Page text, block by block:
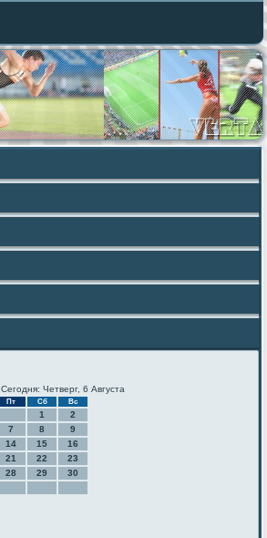
Сегодня: Четверг, 6 Августа
Пт Сб Вс
1
2
7 8
9
14 15
16
21 22
23
28 29
30